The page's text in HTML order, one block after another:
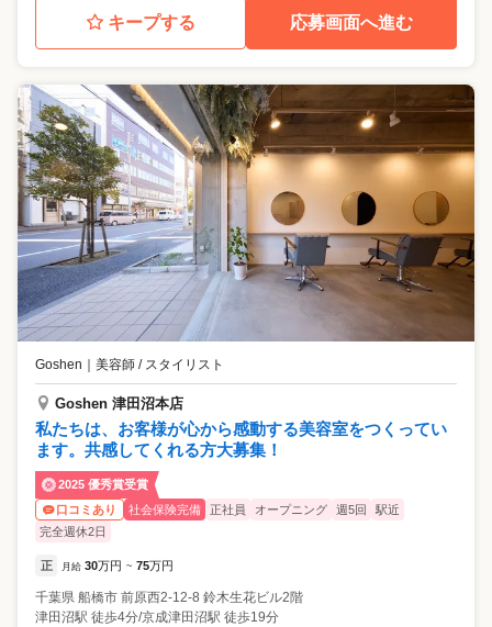
キープする 応募画面へ進む
Goshen 美容師 / スタイリスト
Goshen 津田沼本店
私たちは、お客様が心から感動する美容室をつくってい
ます。共感してくれる方大募集！
2025 優秀賞受賞
口コミあり
社会保険完備 正社員 オープニング 週5回
駅近
完全週休2日
正 月給 30万円 ~ 75万円
千葉県 船橋市 前原西2-12-8 鈴木生花ビル2階
津田沼駅 徒歩4分/京成津田沼駅 徒歩19分